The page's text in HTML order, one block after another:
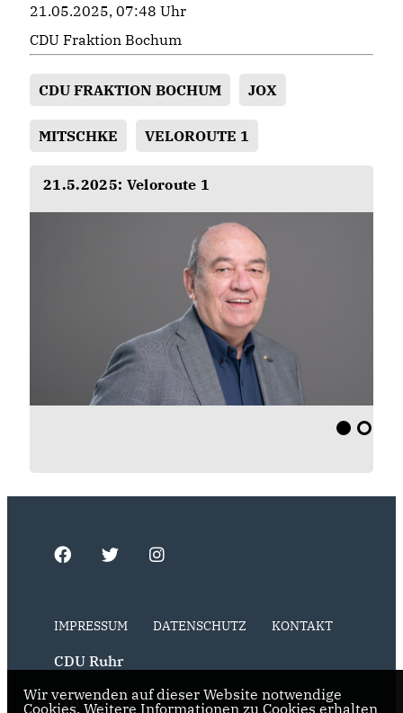
21.05.2025, 07:48 Uhr
CDU Fraktion Bochum
CDU FRAKTION BOCHUM JOX
MITSCHKE VELOROUTE 1
21.5.2025: Veloroute 1
IMPRESSUM DATENSCHUTZ KONTAKT
CDU Ruhr
CDU NRW
Wir verwenden auf dieser Website notwendige
Cookies. Weitere Informationen zu Cookies erhalten